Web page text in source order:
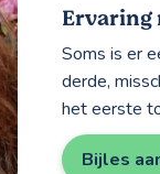
Ervaring
Soms is er
derde,
het eerste
Bijles